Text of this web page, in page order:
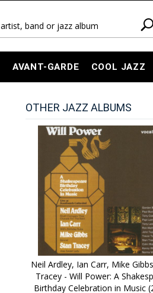
AVANT-GARDE COOL JAZZ
OTHER JAZZ ALBUMS
Neil Ardley, Ian Carr, Mike
Tracey - Will Power: A
Birthday Celebration in Music